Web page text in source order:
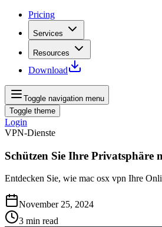
Pricing
Services
Resources
Download
Toggle navigation menu
Toggle theme
Login
VPN-Dienste
Schützen Sie Ihre Privatsphäre
Entdecken Sie, wie mac osx vpn Ihre
November 25, 2024
3 min read